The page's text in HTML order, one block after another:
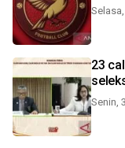
23
Senin,